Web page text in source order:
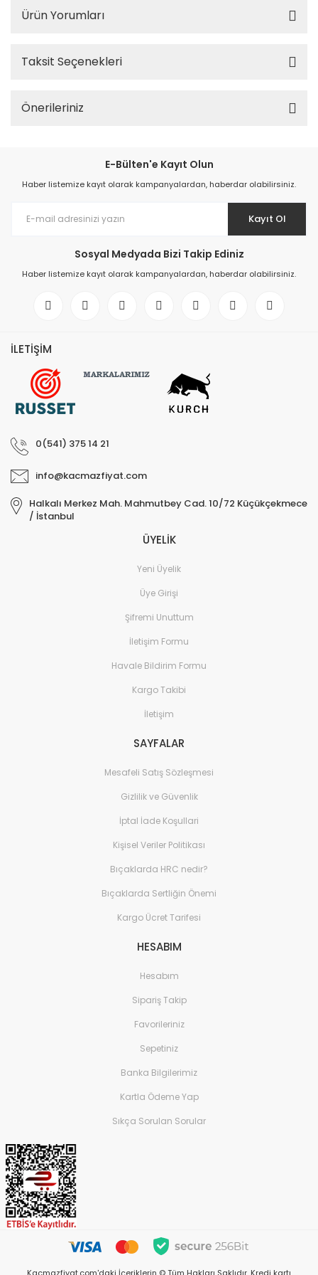
Ürün Yorumları
Taksit Seçenekleri
Önerileriniz
E-Bülten'e Kayıt Olun
Haber listemize kayıt olarak kampanyalardan, haberdar olabilirsiniz.
Kayıt Ol
Sosyal Medyada Bizi Takip Ediniz
Haber listemize kayıt olarak kampanyalardan, haberdar olabilirsiniz.
İLETİŞİM
0(541) 375 14 21
info@kacmazfiyat.com
Halkalı Merkez Mah. Mahmutbey Cad. 10/72 Küçükçekmece
/ İstanbul
ÜYELİK
Yeni Üyelik
Üye Girişi
Şifremi Unuttum
İletişim Formu
Havale Bildirim Formu
Kargo Takibi
İletişim
SAYFALAR
Mesafeli Satış Sözleşmesi
Gizlilik ve Güvenlik
İptal İade Koşullari
Kişisel Veriler Politikası
Bıçaklarda HRC nedir?
Bıçaklarda Sertliğin Önemi
Kargo Ücret Tarifesi
HESABIM
Hesabım
Sipariş Takip
Favorileriniz
Sepetiniz
Banka Bilgilerimiz
Kartla Ödeme Yap
Sıkça Sorulan Sorular